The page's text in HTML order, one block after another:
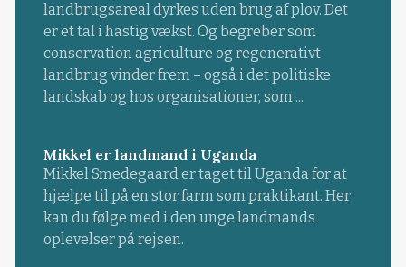
landbrugsareal dyrkes uden brug af plov. Det
er et tal i hastig vækst. Og begreber som
conservation agriculture og regenerativt
landbrug vinder frem – også i det politiske
landskab og hos organisationer, som ...
Mikkel er landmand i Uganda
Mikkel Smedegaard er taget til Uganda for at
hjælpe til på en stor farm som praktikant. Her
kan du følge med i den unge landmands
oplevelser på rejsen.